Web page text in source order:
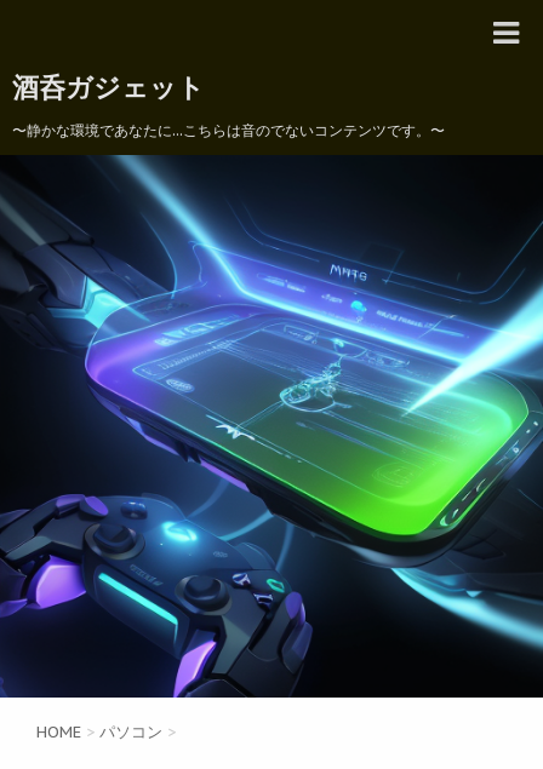
酒呑ガジェット
〜静かな環境であなたに...こちらは音のでないコンテンツです。〜
HOME > パソコン >